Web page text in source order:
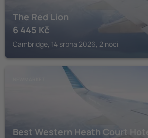
The Red Lion
6 445 Kč
Cambridge, 14 srpna 2026, 2 noci
Best Western Heath Court Hotel